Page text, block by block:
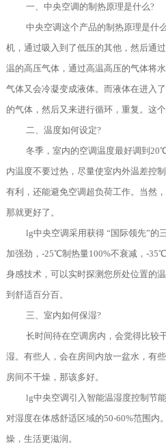
一、中央空调的制热原理是什么?
中央空调这个产品的制热原理是什
机，通过吸入到了低压的其他，然后通
温的高压气体，通过高温高压的气体将
气体又会冷凝变成液体。而液体在进入
的气体，然后又来进行循环，重复。这
二、温度如何设定?
冬季，室内的空调温度最好调到
内温度不要过热，尽量使室内外温差控
有利，还能避免空调超负荷工作。当然
那就更好了。
lg中央空调采用获得 “国际领先”的
加强劲，-25℃制热量100%不衰减，-
身感技术，可以实时探测您所处位置的
到舒适百分百。
三、室内如何保湿?
长时间待在空调房内，会觉得比较
湿。有些人，会在房间内放一盆水，有
房间不干燥，那该多好。
lg中央空调引入智能温湿度控制节
对湿度在体感舒适区域的50-60%范围内
燥，生活更滋润。